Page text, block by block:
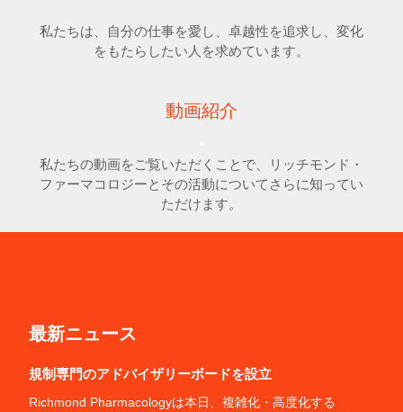
私たちは、自分の仕事を愛し、卓越性を追求し、変化
をもたらしたい人を求めています。
動画紹介
私たちの動画をご覧いただくことで、リッチモンド・
ファーマコロジーとその活動についてさらに知ってい
ただけます。
最新ニュース
規制専門のアドバイザリーボードを設立
Richmond Pharmacologyは本日、複雑化・高度化する